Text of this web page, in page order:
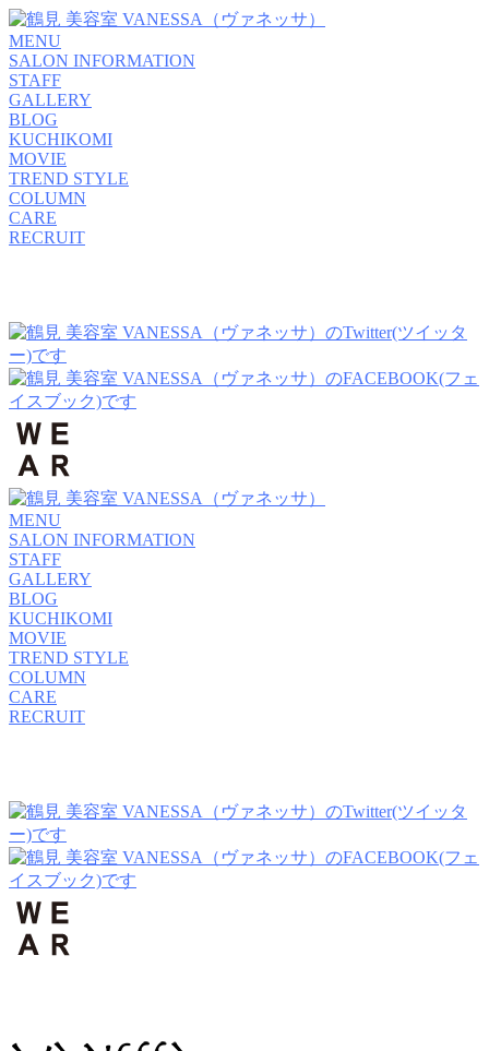
MENU
SALON INFORMATION
STAFF
GALLERY
BLOG
KUCHIKOMI
MOVIE
TREND STYLE
COLUMN
CARE
RECRUIT
MENU
SALON INFORMATION
STAFF
GALLERY
BLOG
KUCHIKOMI
MOVIE
TREND STYLE
COLUMN
CARE
RECRUIT